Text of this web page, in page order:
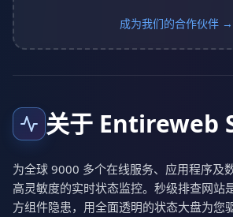
成为我们的合作伙伴 →
关于 Entireweb
为全球 9000 多个在线服务、应用程序及
高灵敏度的实时状态监控。秒级排查网站
方组件隐患，用全面透明的状态大盘为您